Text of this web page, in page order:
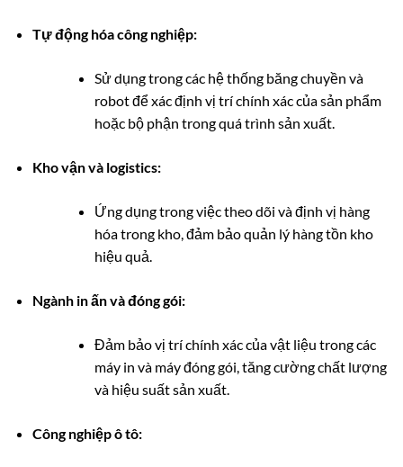
Tự động hóa công nghiệp:
Sử dụng trong các hệ thống băng chuyền và
robot để xác định vị trí chính xác của sản phẩm
hoặc bộ phận trong quá trình sản xuất.
Kho vận và logistics:
Ứng dụng trong việc theo dõi và định vị hàng
hóa trong kho, đảm bảo quản lý hàng tồn kho
hiệu quả.
Ngành in ấn và đóng gói:
Đảm bảo vị trí chính xác của vật liệu trong các
máy in và máy đóng gói, tăng cường chất lượng
và hiệu suất sản xuất.
Công nghiệp ô tô: